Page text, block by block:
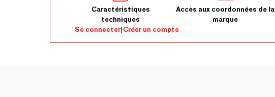
Caractéristiques
techniques
Accès aux coordonnées de la
marque
Se connecter|Créer un compte